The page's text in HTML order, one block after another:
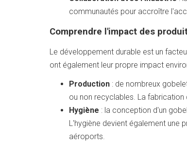
communautés pour accroître
Comprendre l'impact des
Le développement durable est un
ont également leur propre impact
Production : de nombreux
ou non recyclables. La
Hygiène : la conception d'un
L'hygiène devient également une
aéroports.